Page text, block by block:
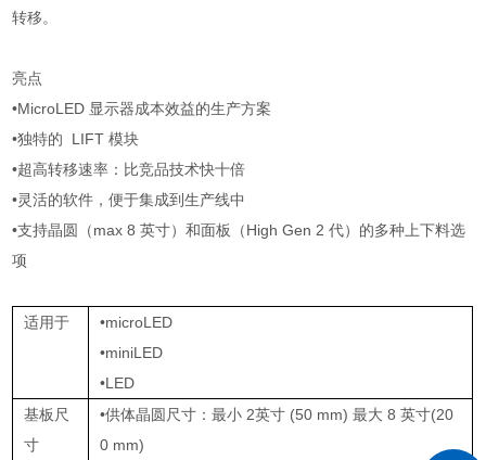
转移。
亮点
•MicroLED 显示器成本效益的生产方案
•独特的 LIFT 模块
•超高转移速率：比竞品技术快十倍
•灵活的软件，便于集成到生产线中
•支持晶圆（max 8 英寸）和面板（High Gen 2 代）的多种上下料选
项
适用于
•microLED
•miniLED
•LED
基板尺
寸
•供体晶圆尺寸：最小 2英寸 (50 mm) 最大 8 英寸(20
0 mm)